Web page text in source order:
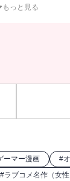
、最後までキ
もっと見る
ーマー漫画 #
#ラブコメ名作（女性